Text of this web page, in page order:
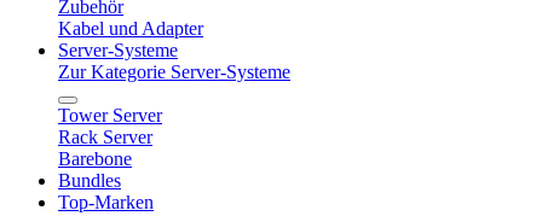
Zubehör
Kabel und Adapter
Server-Systeme
Zur Kategorie Server-Systeme
Tower Server
Rack Server
Barebone
Bundles
Top-Marken